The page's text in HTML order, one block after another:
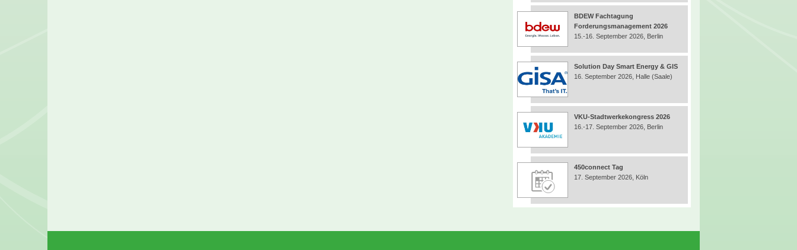
BDEW Fachtagung
Forderungsmanagement 2026
15.-16. September 2026, Berlin
Solution Day Smart Energy & GIS
16. September 2026, Halle (Saale)
VKU-Stadtwerkekongress 2026
16.-17. September 2026, Berlin
450connect Tag
17. September 2026, Köln